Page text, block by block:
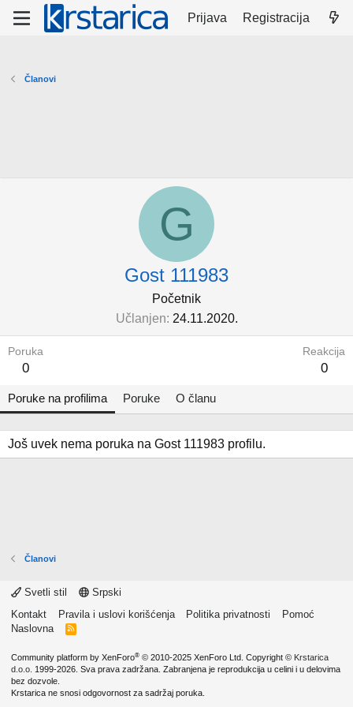
Prijava Registracija
Članovi
G
Gost 111983
Početnik
Učlanjen 24.11.2020.
Poruka
0
Reakcija
0
Poruke na profilima Poruke O članu
Još uvek nema poruka na Gost 111983 profilu.
Članovi
Svetli stil
Srpski
Kontakt
Pravila i uslovi korišćenja Politika privatnosti
Pomoć
Naslovna
R
Community platform by XenForo® © 2010-2025 XenForo Ltd. Copyright © Krstarica
d.o.o. 1999-2026. Sva prava zadržana. Zabranjena je reprodukcija u celini i u delovima
bez dozvole.
Krstarica ne snosi odgovornost za sadržaj poruka.